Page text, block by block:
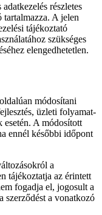
részletes
A jelen
tájékoztató
szükséges
elengedhetetlen.
módosítani
üzleti folyamat-
esetén. A módosított
ennél későbbi időpont
a
tájékoztatja az érintett
fogadja el, jogosult a
szerződést a vonatkozó